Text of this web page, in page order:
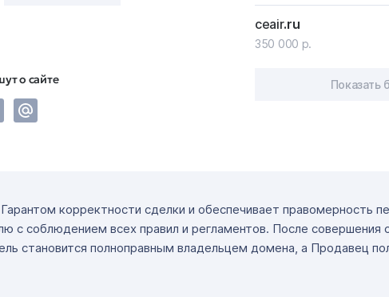
о сайте
ceair.ru
350 000 р.
Показать
корректности сделки и обеспечивает правомерность
с соблюдением всех правил и регламентов. После совершения
становится полноправным владельцем домена, а Продавец